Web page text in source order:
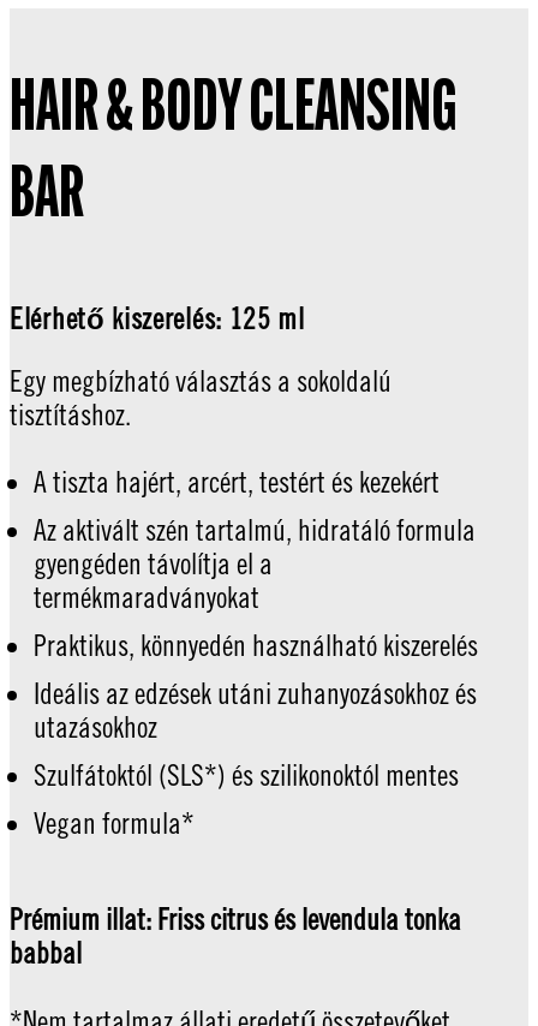
HAIR & BODY CLEANSING
BAR
Elérhető kiszerelés: 125 ml
Egy megbízható választás a sokoldalú
tisztításhoz.
A tiszta hajért, arcért, testért és kezekért
Az aktivált szén tartalmú, hidratáló formula
gyengéden távolítja el a
termékmaradványokat
Praktikus, könnyedén használható kiszerelés
Ideális az edzések utáni zuhanyozásokhoz és
utazásokhoz
Szulfátoktól (SLS*) és szilikonoktól mentes
Vegan formula*
Prémium illat: Friss citrus és levendula tonka
babbal